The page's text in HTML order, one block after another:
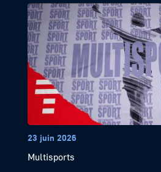
23 juin 2026
Multisports